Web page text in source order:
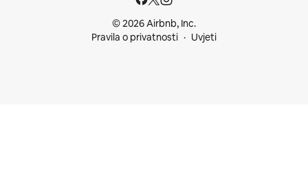
© 2026 Airbnb, Inc.
Pravila o privatnosti
Uvjeti